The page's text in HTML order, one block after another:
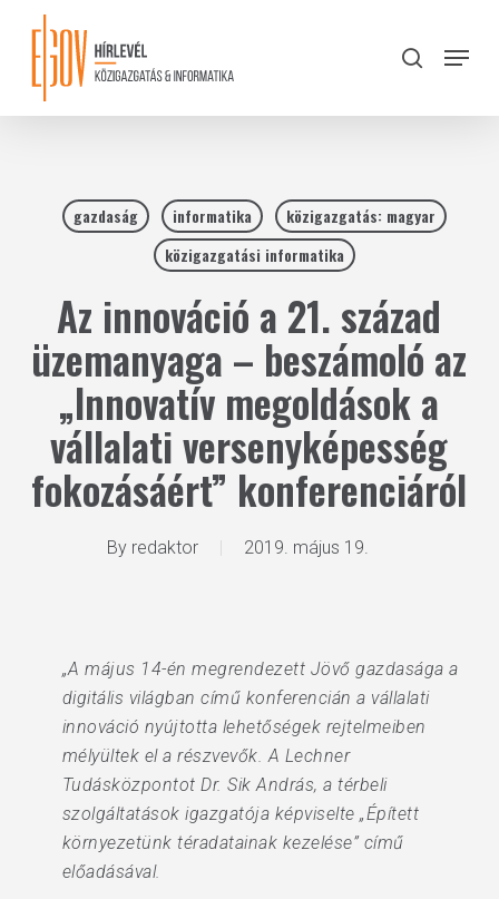
content
search
Menu
gazdaság informatika
közigazgatás: magyar
közigazgatási informatika
Az innováció a 21. század
üzemanyaga – beszámoló az
„Innovatív megoldások a
vállalati versenyképesség
fokozásáért” konferenciáról
By redaktor 2019. május 19.
„A május 14-én megrendezett Jövő gazdasága a
digitális világban című konferencián a vállalati
innováció nyújtotta lehetőségek rejtelmeiben
mélyültek el a részvevők. A Lechner
Tudásközpontot Dr. Sik András, a térbeli
szolgáltatások igazgatója képviselte „Épített
környezetünk téradatainak kezelése” című
előadásával.
Close